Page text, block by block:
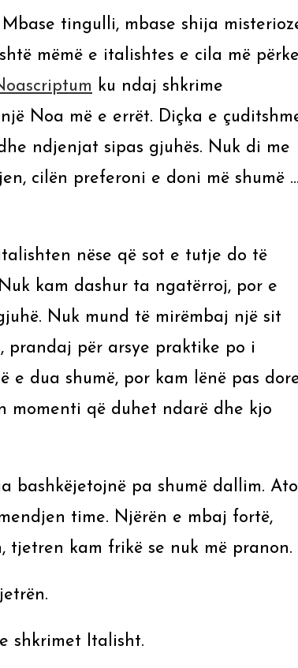
tingulli, mbase shija
mëmë e italishtes e cila më
ku ndaj shkrime
Noa më e errët. Diçka e
ndjenjat sipas gjuhës. Nuk di me
cilën preferoni e doni më shumë
nëse që sot e tutje do të
kam dashur ta ngatërroj, por e
Nuk mund të mirëmbaj një sit
prandaj për arsye praktike po i
dua shumë, por kam lënë pas
momenti që duhet ndarë dhe kjo
bashkëjetojnë pa shumë dallim. Ato
time. Njërën e mbaj fortë,
tjetren kam frikë se nuk më pranon.
shkrimet Italisht.